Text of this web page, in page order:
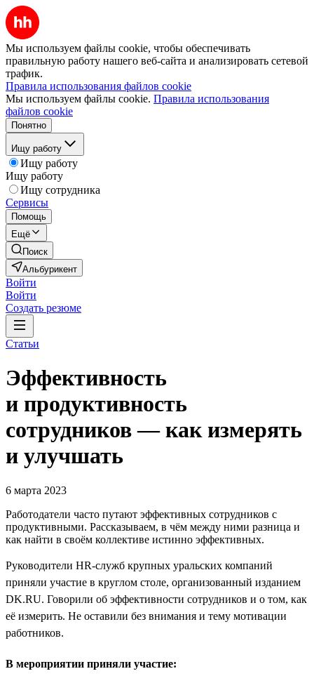
Мы используем файлы cookie, чтобы обеспечивать
правильную работу нашего веб-сайта и анализировать сетевой
трафик.
Правила использования файлов cookie
Мы используем файлы cookie. Правила использования
файлов cookie
Понятно
Ищу работу
Ищу работу
Ищу работу
Ищу сотрудника
Сервисы
Помощь
Ещё
Поиск
Альбурикент
Войти
Войти
Создать резюме
Статьи
Эффективность
и продуктивность
сотрудников — как измерять
и улучшать
6 марта 2023
Работодатели часто путают эффективных сотрудников с
продуктивными. Рассказываем, в чём между ними разница и
как найти в своём коллективе истинно эффективных.
Руководители HR-служб крупных уральских компаний
приняли участие в круглом столе, организованный изданием
DK.RU. Говорили об эффективности сотрудников и о том, как
её измерить. Не оставили без внимания и тему мотивации
работников.
В мероприятии приняли участие: